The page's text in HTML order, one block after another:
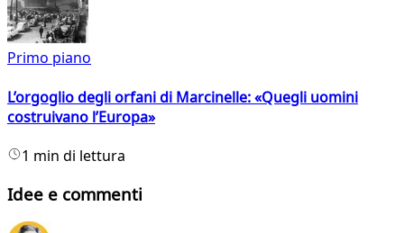
Primo piano
L’orgoglio degli orfani di Marcinelle: «Quegli uomini
costruivano l’Europa»
1 min di lettura
Idee e commenti